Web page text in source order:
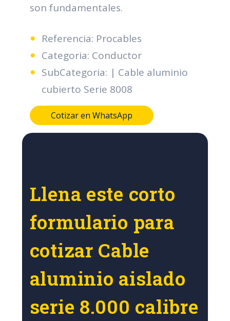
son fundamentales.
Referencia: Procables
Categoria: Conductor
SubCategoria: | Cable aluminio
cubierto Serie 8008
Cotizar en WhatsApp
Llena este corto
formulario para
cotizar Cable
aluminio aislado
serie 8.000 calibre